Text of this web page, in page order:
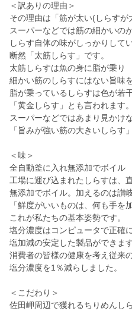
＜訳ありの理由＞
その理由は「筋が太い(しらすが
スーパーなどでは筋の細かいの
しらす自体の味がしっかりして
断然「太筋しらす」です。
太筋しらすは魚の身に脂が乗り
細かい筋のしらすにはない旨味
脂が乗っているしらすは色が若
「黄金しらす」とも言われます。
スーパーなどではあまり見かけ
「旨みが強い筋の大きいしらす
＜味＞
全自動釜に入れ無添加でボイル
工場に運び込まれたしらすは、
無添加でボイル。加えるのは讃
「鮮度がいいものは、何も手を
これが私たちの基本姿勢です。
塩分濃度はコンピュータで正確
塩加減の安定した製品ができます
消費者の皆様の健康を考え従来
塩分濃度を1％減らしました。
＜こだわり＞
佐田岬周辺で獲れるちりめんしら